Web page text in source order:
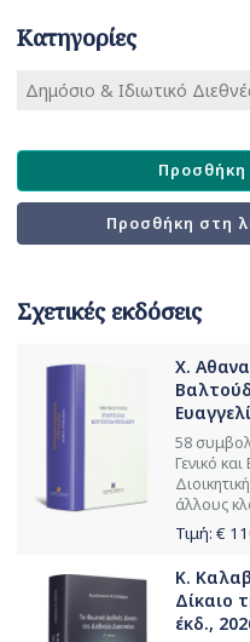
Κατηγορίες
Δημόσιο & Ιδιωτικό
Προσθήκη
Προσθήκη στη
Σχετικές εκδόσεις
Χ.
58
Γενικό
άλλους
Τιμή: €
Κ.
Δίκαιο
έκδ.,